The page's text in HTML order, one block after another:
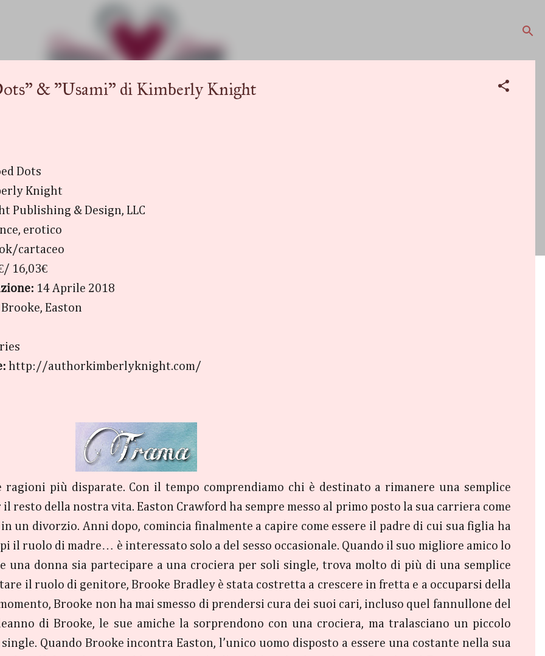
& "Usami" di Kimberly Knight
Dots
Knight
Publishing & Design, LLC
erotico
cartaceo
16,03€
14 Aprile 2018
Brooke, Easton
http://authorkimberlyknight.com/
più disparate. Con il tempo comprendiamo chi è destinato a rimanere una semplice
resto della nostra vita. Easton Crawford ha sempre messo al primo posto la sua carriera come
un divorzio. Anni dopo, comincia finalmente a capire come essere il padre di cui sua figlia ha
il ruolo di madre… è interessato solo a del sesso occasionale. Quando il suo migliore amico lo
una donna sia partecipare a una crociera per soli single, trova molto di più di una semplice
il ruolo di genitore, Brooke Bradley è stata costretta a crescere in fretta e a occuparsi della
Brooke non ha mai smesso di prendersi cura dei suoi cari, incluso quel fannullone del
di Brooke, le sue amiche la sorprendono con una crociera, ma tralasciano un piccolo
Quando Brooke incontra Easton, l’unico uomo disposto a essere una costante nella sua